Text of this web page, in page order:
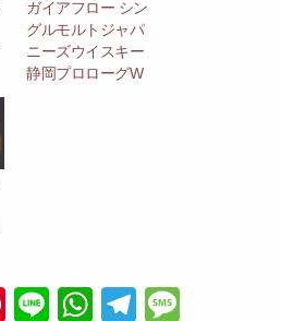
ガイアフロー シン
グルモルトジャパ
ニーズウイスキー
静岡プロローグW
Pi
Li
W T